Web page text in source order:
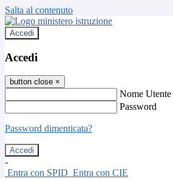
Salta al contenuto
Accedi
Accedi
button close ×
Nome Utente
Password
Password dimenticata?
-
Entra con SPID Entra con CIE